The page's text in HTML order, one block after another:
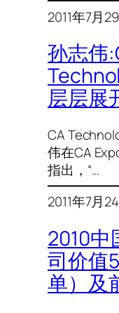
2011年7月
孙志伟
层层展
CA
伟在CA
指出，“…
2011年7月
2010中
司价值
单）及